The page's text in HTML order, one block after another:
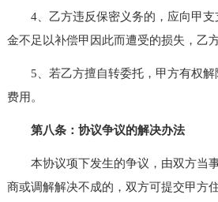
4、乙方违反保密义务的，应向甲支
金不足以补偿甲因此而遭受的损失，乙
5、若乙方擅自转委托，甲方有权解
费用。
第八条：协议争议的解决办法
本协议项下发生的争议，由双方当
商或调解解决不成的，双方可提交甲方